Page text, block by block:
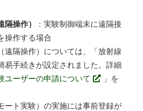
隔操作）
：実験制御端末に遠隔接
操作する場合
遠隔操作）については、「放射線
易手続きが設定されました。詳細
ユーザーの申請について
」を
ート実験）の実施には事前登録が